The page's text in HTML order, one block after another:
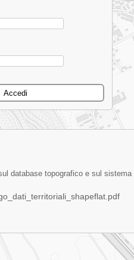
database topografico e sul